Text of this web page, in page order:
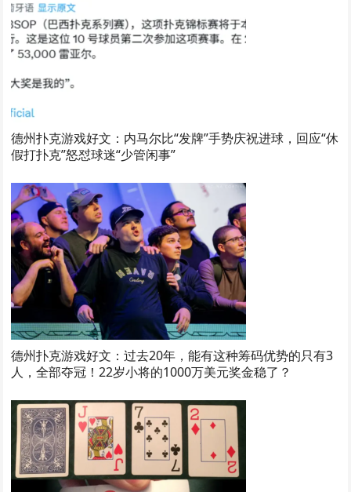
德州扑克游戏好文：内马尔比“发牌”手势庆祝进球，回应“休
假打扑克”怒怼球迷“少管闲事”
德州扑克游戏好文：过去20年，能有这种筹码优势的只有3
人，全部夺冠！22岁小将的1000万美元奖金稳了？